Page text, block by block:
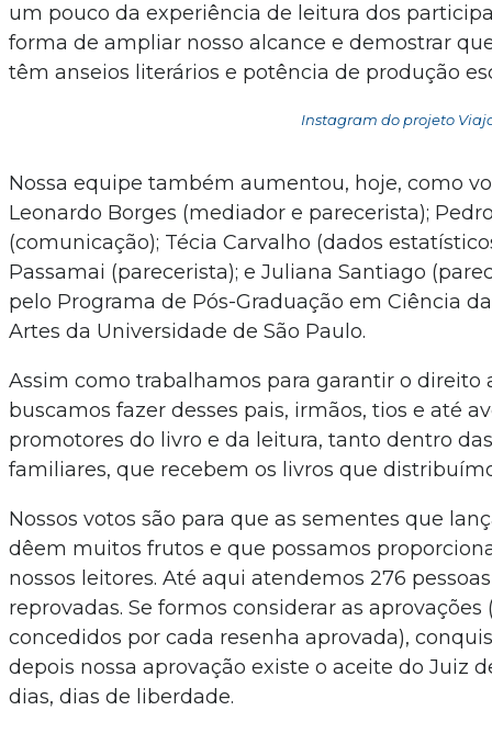
um pouco da experiência de leitura dos
forma de ampliar nosso alcance e demostrar
têm anseios literários e potência de produção
Instagram do projeto
Nossa equipe também aumentou, hoje, como
Leonardo Borges (mediador e parecerista);
(comunicação); Técia Carvalho (dados
Passamai (parecerista); e Juliana Santiago
pelo Programa de Pós-Graduação em Ciência
Artes da Universidade de São Paulo.
Assim como trabalhamos para garantir o direito
buscamos fazer desses pais, irmãos, tios e até
promotores do livro e da leitura, tanto dentro
familiares, que recebem os livros que
Nossos votos são para que as sementes que
dêem muitos frutos e que possamos
nossos leitores. Até aqui atendemos 276
reprovadas. Se formos considerar as
concedidos por cada resenha aprovada),
depois nossa aprovação existe o aceite do Juiz
dias, dias de liberdade.